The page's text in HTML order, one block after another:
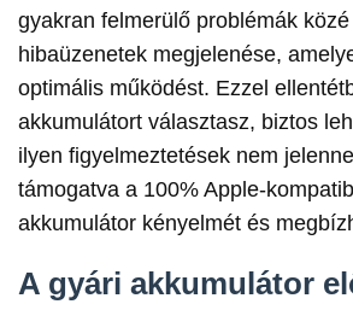
gyakran felmerülő problémák
hibaüzenetek megjelenése,
optimális működést. Ezzel
akkumulátort választasz, biztos
ilyen figyelmeztetések nem
támogatva a 100% Apple-
akkumulátor kényelmét és
A gyári akkumulátor